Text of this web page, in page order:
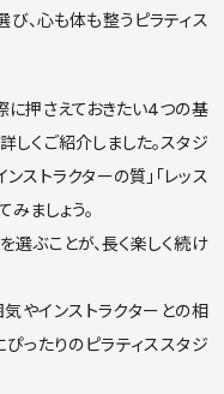
び、心も体も整うピラティス
に押さえておきたい4つの基
しくご紹介しました。スタジ
ストラクターの質」「レッス
ましょう。
ぶことが、長く楽しく続け
やインストラクターとの相
ったりのピラティススタジ